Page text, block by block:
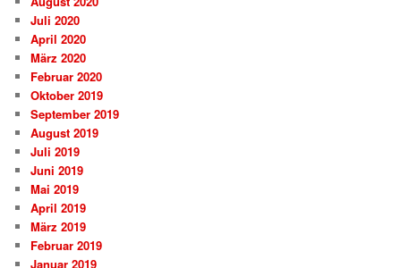
Juli 2020
April 2020
März 2020
Februar 2020
Oktober 2019
September 2019
August 2019
Juli 2019
Juni 2019
Mai 2019
April 2019
März 2019
Februar 2019
Januar 2019